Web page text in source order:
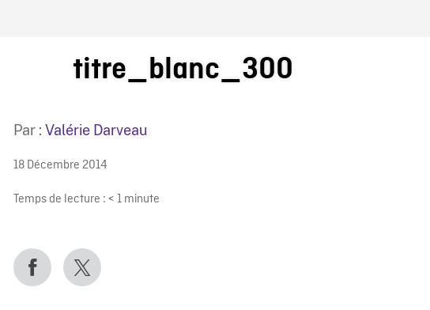
ONF
titre_blanc_300
Par : Valérie Darveau
18 Décembre 2014
Temps de lecture : < 1 minute